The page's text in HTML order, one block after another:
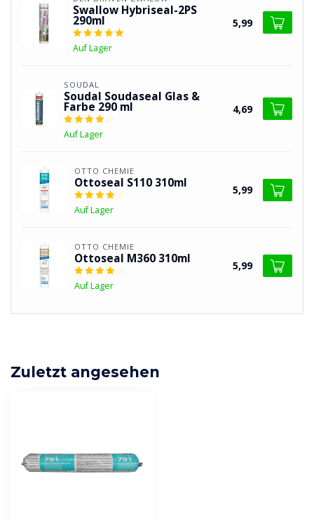
Swallow Hybriseal-2PS
290ml
Auf Lager
5,99
SOUDAL
Soudal Soudaseal Glas &
Farbe 290 ml
Auf Lager
4,69
OTTO CHEMIE
Ottoseal S110 310ml
Auf Lager
5,99
OTTO CHEMIE
Ottoseal M360 310ml
Auf Lager
5,99
Zuletzt angesehen